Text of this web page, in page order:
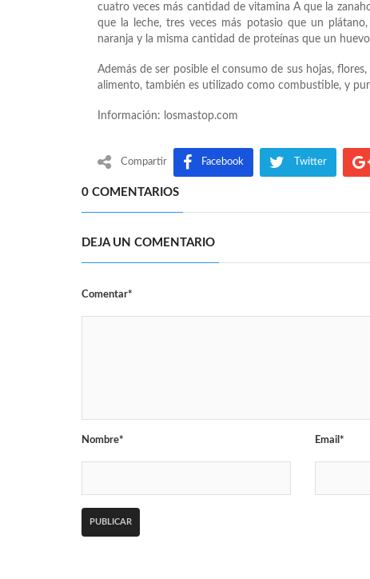
cuatro veces más cantidad de vitamina A que la
que la leche, tres veces más potasio que un
naranja y la misma cantidad de proteínas que un
Además de ser posible el consumo de sus hojas,
alimento, también es utilizado como combustible, y
Información: losmastop.com
Compartir Facebook Twitter
0 COMENTARIOS
DEJA UN COMENTARIO
Comentar*
Nombre* Email*